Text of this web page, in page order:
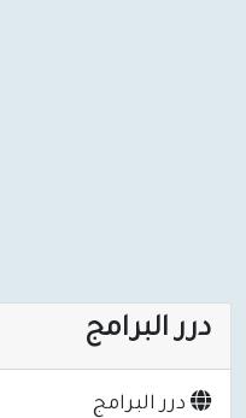
درر البرامج
درر البرامج